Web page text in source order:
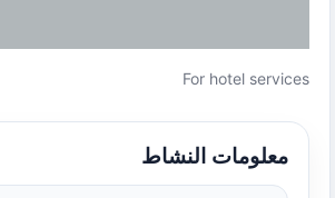
For hotel services
معلومات النشاط